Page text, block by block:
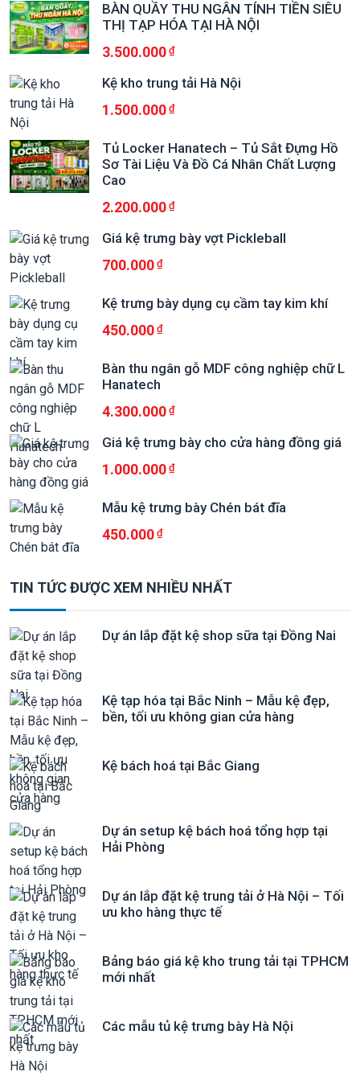
BÀN QUẦY THU NGÂN TÍNH TIỀN SIÊU
THỊ TẠP HÓA TẠI HÀ NỘI
3.500.000
Kệ kho trung tải Hà Nội
1.500.000
Tủ Locker Hanatech – Tủ Sắt Đựng Hồ
Sơ Tài Liệu Và Đồ Cá Nhân Chất Lượng
Cao
2.200.000
Giá kệ trưng bày vợt Pickleball
700.000
Kệ trưng bày dụng cụ cầm tay kim khí
450.000
Bàn thu ngân gỗ MDF công nghiệp chữ L
Hanatech
4.300.000
Giá kệ trưng bày cho cửa hàng đồng giá
1.000.000
Mẫu kệ trưng bày Chén bát đĩa
450.000
TIN TỨC ĐƯỢC XEM NHIỀU NHẤT
Dự án lắp đặt kệ shop sữa tại Đồng Nai
Kệ tạp hóa tại Bắc Ninh – Mẫu kệ đẹp,
bền, tối ưu không gian cửa hàng
Kệ bách hoá tại Bắc Giang
Dự án setup kệ bách hoá tổng hợp tại
Hải Phòng
Dự án lắp đặt kệ trung tải ở Hà Nội – Tối
ưu kho hàng thực tế
Bảng báo giá kệ kho trung tải tại TPHCM
mới nhất
Các mẫu tủ kệ trưng bày Hà Nội